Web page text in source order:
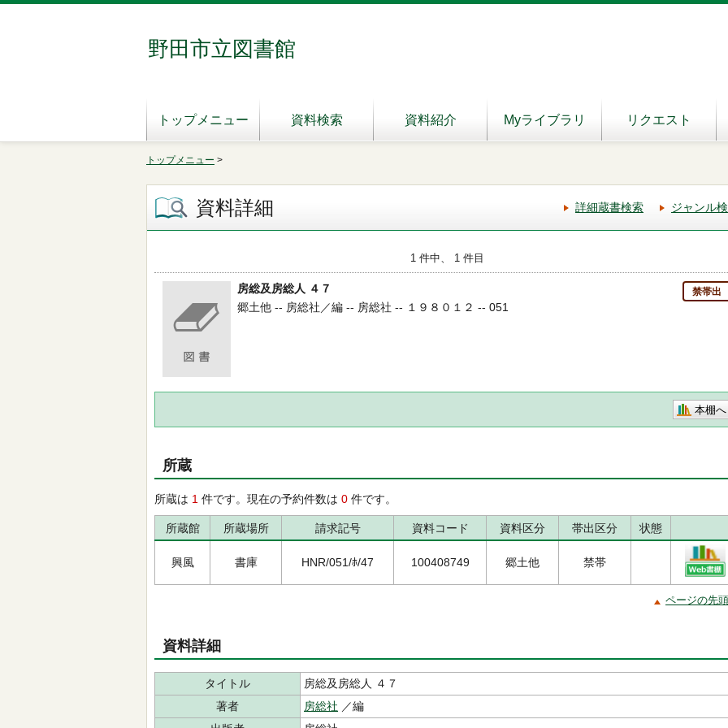
野田市立図書館
トップメニュー 資料検索 資料紹介 Myライブラリ リクエスト
トップメニュー >
資料詳細 詳細蔵書検索 ジャンル
1 件中、 1 件目
房総及房総人 ４７ 禁帯出
郷土他 -- 房総社／編 -- 房総社 -- １９８０１２ -- 051
本棚へ
所蔵
所蔵は 1 件です。現在の予約件数は 0 件です。
所蔵館 所蔵場所 請求記号 資料コード 資料区分 帯出区分 状態
興風 書庫 HNR/051/ﾎ/47 100408749 郷土他 禁帯
ページの先
資料詳細
タイトル
房総及房総人 ４７
著者
房総社 ／編